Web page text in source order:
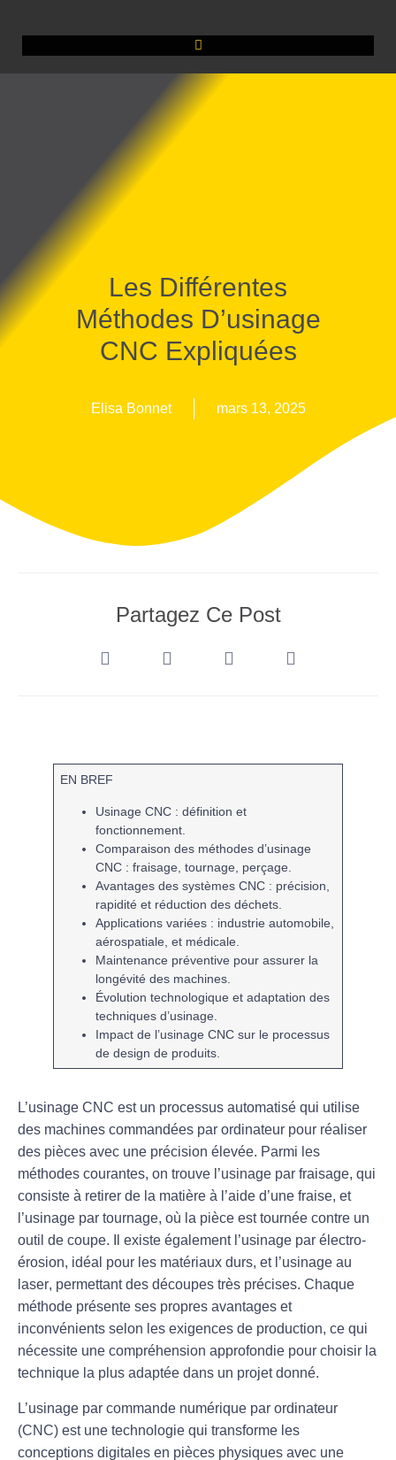
Les Différentes
Méthodes D’usinage
CNC Expliquées
Elisa Bonnet mars 13, 2025
Partagez Ce Post
EN BREF
Usinage CNC : définition et
fonctionnement.
Comparaison des méthodes d’usinage
CNC :fraisage ,tournage perçage
Avantages des systèmes CNC : précision,
rapidité et réduction des déchets.
Applications variées : industrie automobile,
aérospatiale, et médicale.
Maintenance préventive pour assurer la
longévité des machines.
Évolution technologique et adaptation des
techniques d’usinage.
Impact de l’usinage CNC sur le processus
dedesign de produits.
L’usinage CNC est un processus automatisé qui utilise
des machines commandées par ordinateur pour réaliser
des pièces avec une précision élevée. Parmi les
méthodes courantes, on trouve l’usinage par fraisage, qui
consiste à retirer de la matière à l’aide d’une fraise, et
l’usinage par tournage, où la pièce est tournée contre un
outil de coupe. Il existe également l’usinage par électro-
érosion, idéal pour les matériaux durs, et l’usinage au
laser, permettant des découpes très précises. Chaque
méthode présente ses propres avantages et
inconvénients selon les exigences de production, ce qui
nécessite une compréhension approfondie pour choisir la
technique la plus adaptée dans un projet donné.
L’usinage par commande numérique par ordinateur
(CNC) est une technologie qui transforme les
conceptions digitales en pièces physiques avec une